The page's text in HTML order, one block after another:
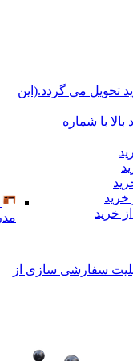
تحویل می گردد.(این
با شماره
سفارشی سازی از